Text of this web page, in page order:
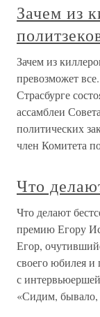
Зачем из
Зачем из
превозможет
Страсбурге
ассамблеи
политических
член Комитета
Что
Что делают
премию Егору
Егор,
своего юбилея и
с
«Сидим, бывало,